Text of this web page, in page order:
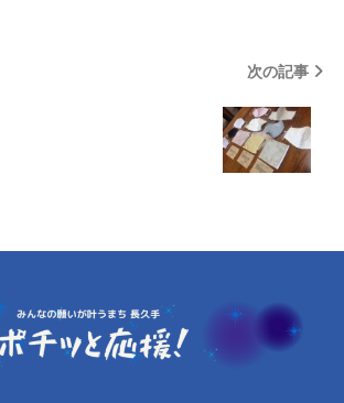
次の記事